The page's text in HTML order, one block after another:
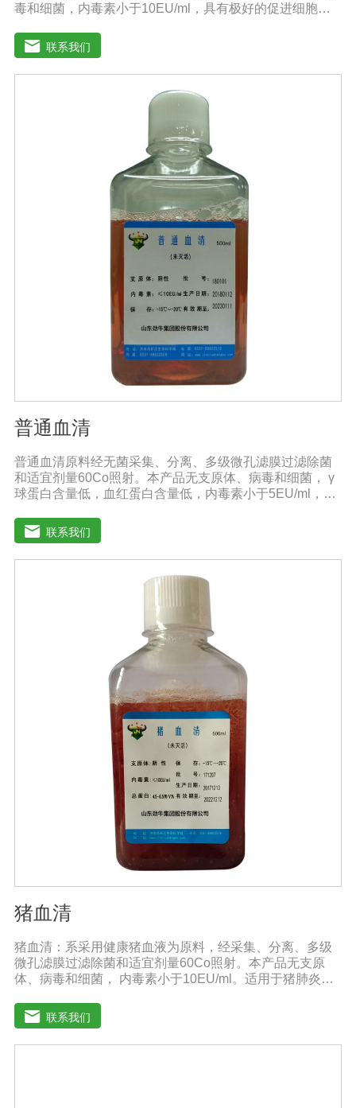
毒和细菌，内毒素小于10EU/ml，具有极好的促进细胞增
官的分离、培养及单克隆抗体的制备和疫苗的研制及生
产。质量标准：符合《中华人民共和国兽药典》2020版、
欧洲药典、美国药典质量标准。规格：500ml/瓶保
存：-15℃―-20℃有效期：5年注意事项：解冻：采用逐
步解冻法（ -20℃→2-8℃→ 室温），可减少沉淀的产生使
联系我们
普通血清
普通血清原料经无菌采集、分离、多级微孔滤膜过滤除菌
和适宜剂量60Co照射。本产品无支原体、病毒和细菌， γ
球蛋白含量低，血红蛋白含量低，内毒素小于5EU/ml，具
扩增及单克隆抗体的制备和疫苗的研制及生产。质量标
准：符合《中华人民共和国兽药典》2020版质量标准。规
格：500ml/瓶保存：-15℃―-20℃有效期：5年注意事
项：解冻：采用逐步解冻法（ -20℃→2-8℃→ 室温），可
减少沉淀的产生使血清质量不会受到影响。
联系我们
猪血清
猪血清：系采用健康猪血液为原料，经采集、分离、多级
微孔滤膜过滤除菌和适宜剂量60Co照射。本产品无支原
体、病毒和细菌， 内毒素小于10EU/ml。适用于猪肺炎支
和国兽药典》2020版质量标准。规格：500ml/瓶保
存：-15℃―-20℃有效期：5年注意事项：解冻：采用逐
步解冻法（ -20℃→2-8℃→ 室温），可减少沉淀的产生使
联系我们